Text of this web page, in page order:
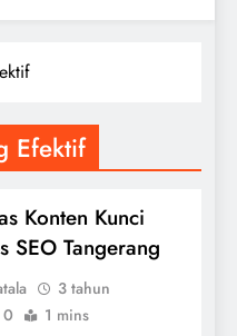
Efektif
Konten Kunci
SEO Tangerang
3 tahun
0 1 mins